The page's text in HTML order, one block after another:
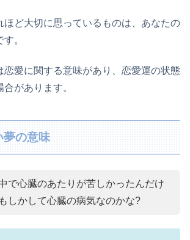
ほど大切に思っているものは、あなたの
。
恋愛に関する意味があり、恋愛運の状態
があります。
夢の意味
で心臓のあたりが苦しかったんだけ
しかして心臓の病気なのかな?